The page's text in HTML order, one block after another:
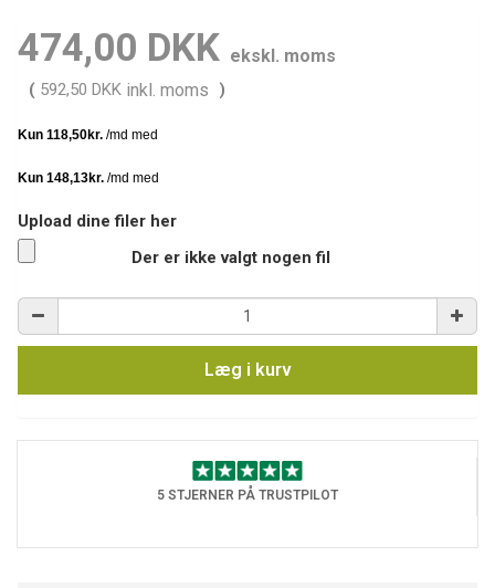
474,00 DKK ekskl. moms
( 592,50 DKK inkl. moms )
Upload dine filer her
Der er ikke valgt nogen fil
Læg i kurv
5 STJERNER PÅ TRUSTPILOT